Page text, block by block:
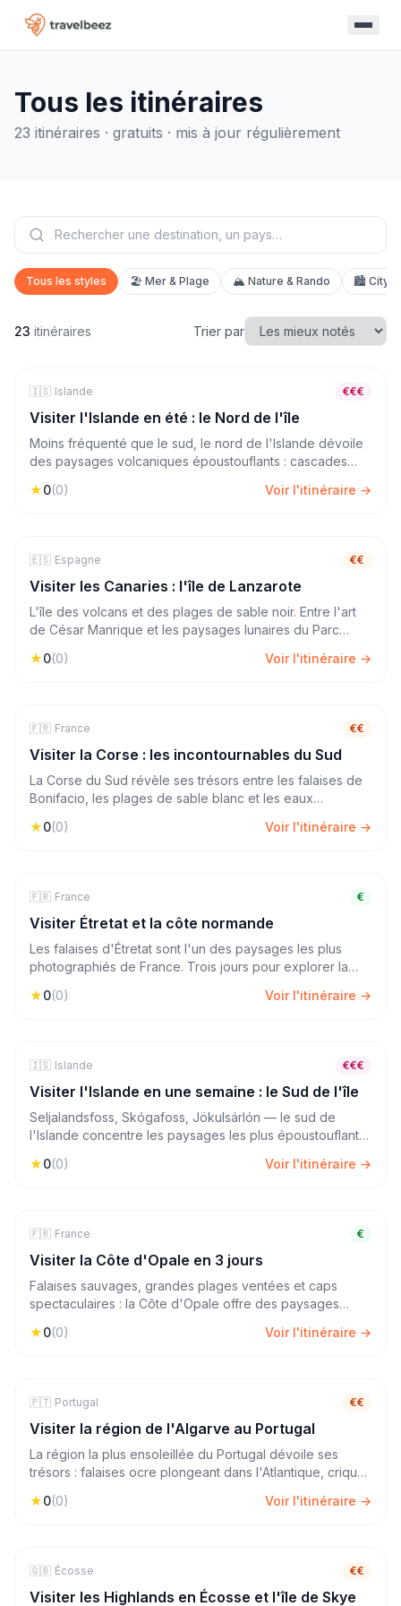
Tous les itinéraires
23 itinéraires · gratuits · mis à jour régulièrement
Tous les styles 🏖️ Mer & Plage 🏔️ Nature & Rando 🏙️ City
23 itinéraires Trier par
🏔️ Nature & Rando jours
🇮🇸 Islande €€€
Visiter l'Islande en été : le Nord de l'île
Moins fréquenté que le sud, le nord de l'Islande dévoile
des paysages volcaniques époustouflants : cascades
baleines de Húsavík. Un voyage hors des sentiers battus.
★0(0) Voir l'itinéraire →
🏖️ Mer & Plage jours
🇪🇸 Espagne €€
Visiter les Canaries : l'île de Lanzarote
L'île des volcans et des plages de sable noir. Entre l'art
de César Manrique et les paysages lunaires du Parc
unique dans l'archipel des Canaries.
★0(0) Voir l'itinéraire →
🏖️ Mer & Plage jours
🇫🇷 France €€
Visiter la Corse : les incontournables du Sud
La Corse du Sud révèle ses trésors entre les falaises de
Bonifacio, les plages de sable blanc et les eaux
l'île de Beauté, entre nature préservée et villages
★0(0) Voir l'itinéraire →
🏔️ Nature & Rando jours
🇫🇷 France €
Visiter Étretat et la côte normande
Les falaises d'Étretat sont l'un des paysages les plus
photographiés de France. Trois jours pour explorer la
les belles plages de galets des alentours.
★0(0) Voir l'itinéraire →
🏔️ Nature & Rando jours
🇮🇸 Islande €€€
Visiter l'Islande en une semaine : le Sud de l'île
Seljalandsfoss, Skógafoss, Jökulsárlón — le sud de
l'Islande concentre les paysages les plus époustouflants
s'immerger dans une nature sauvage et hors du commun.
★0(0) Voir l'itinéraire →
🏖️ Mer & Plage jours
🇫🇷 France €
Visiter la Côte d'Opale en 3 jours
Falaises sauvages, grandes plages ventées et caps
spectaculaires : la Côte d'Opale offre des paysages
Une escapade ressourçante entre Cap Gris-Nez, Cap
★0(0) Voir l'itinéraire →
🏖️ Mer & Plage jours
🇵🇹 Portugal €€
Visiter la région de l'Algarve au Portugal
La région la plus ensoleillée du Portugal dévoile ses
trésors : falaises ocre plongeant dans l'Atlantique, criques
trip entre douceur de vivre et paysages spectaculaires.
★0(0) Voir l'itinéraire →
🏔️ Nature & Rando jours
🇬🇧 Écosse €€
Visiter les Highlands en Écosse et l'île de Skye